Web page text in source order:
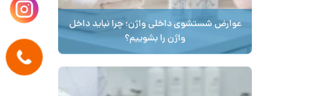
عوارض شستشوی داخلی واژن؛ چرا نباید داخل
واژن را بشوییم؟